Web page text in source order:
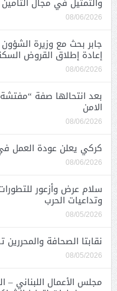
08/06/2026
جابر بحث مع وزيرة
إعادة إطلاق القروض
08/06/2026
بعد انتحالها صفة
الامن
08/06/2026
كركي يعلن عودة العمل
08/06/2026
سلام عرض وأزعور
وتداعيات الحرب
08/05/2026
نقابتا الصحافة
08/05/2026
مجلس الأعمال اللبناني –